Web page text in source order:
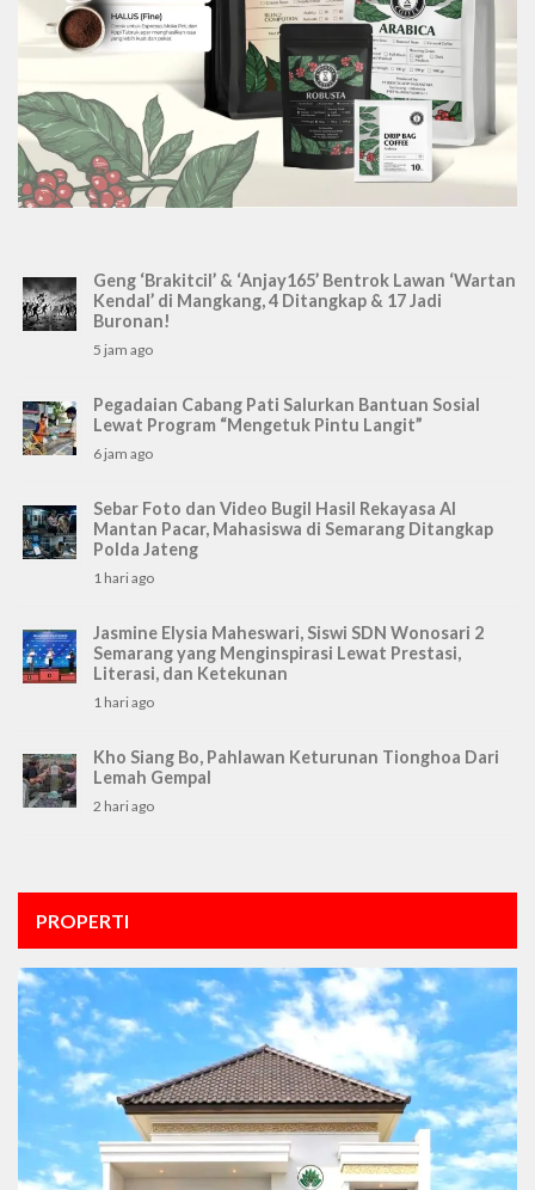
Geng ‘Brakitcil’ & ‘Anjay165’ Bentrok Lawan ‘Wartan
Kendal’ di Mangkang, 4 Ditangkap & 17 Jadi
Buronan!
5 jam ago
Pegadaian Cabang Pati Salurkan Bantuan Sosial
Lewat Program “Mengetuk Pintu Langit”
6 jam ago
Sebar Foto dan Video Bugil Hasil Rekayasa AI
Mantan Pacar, Mahasiswa di Semarang Ditangkap
Polda Jateng
1 hari ago
Jasmine Elysia Maheswari, Siswi SDN Wonosari 2
Semarang yang Menginspirasi Lewat Prestasi,
Literasi, dan Ketekunan
1 hari ago
Kho Siang Bo, Pahlawan Keturunan Tionghoa Dari
Lemah Gempal
2 hari ago
PROPERTI